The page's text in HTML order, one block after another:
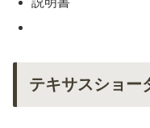
テキサスショー